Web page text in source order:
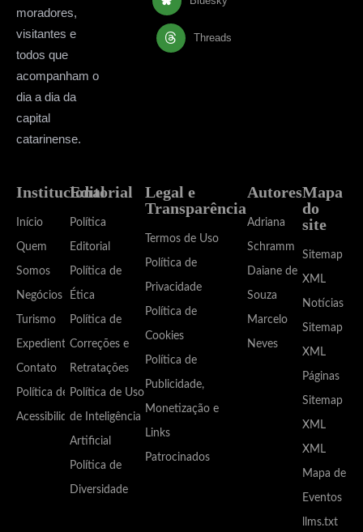
moradores,
visitantes e
todos que
acompanham o
dia a dia da
capital
catarinense.
Threads
Institucional
Início
Quem
Somos
Negócios
Turismo
Expediente
Contato
Política de
Acessibilidade
Editorial
Política
Editorial
Política de
Ética
Política de
Correções e
Retratações
Política de Uso
de Inteligência
Artificial
Política de
Diversidade
Legal e
Transparência
Termos de Uso
Política de
Privacidade
Política de
Cookies
Política de
Publicidade,
Monetização e
Links
Patrocinados
Autores
Adriana
Schramm
Daiane de
Souza
Marcelo
Neves
Mapa
do
site
Sitemap
XML
Notícias
Sitemap
XML
Páginas
Sitemap
XML
XML
Mapa de
Eventos
llms.txt